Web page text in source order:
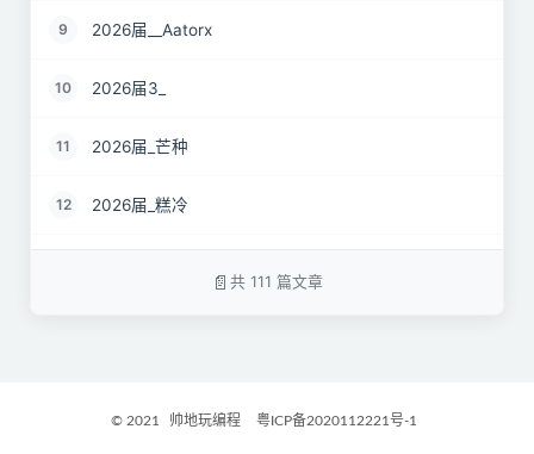
9 2026届__Aatorx
10 2026届3_
11 2026届_芒种
12 2026届_糕冷
共 111 篇文章
© 2021 帅地玩编程 粤ICP备2020112221号-1